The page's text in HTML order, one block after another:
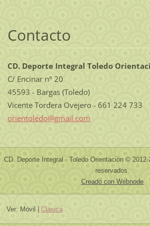
Contacto
CD. Deporte Integral Toledo
C/ Encinar nº 20
45593 - Bargas (Toledo)
Vicente Tordera Ovejero - 661 224 733
orientoledo@gmail.com
CD. Deporte Integral - Toledo Orientación ©
reservados.
Creado con Webnode
Ver: Móvil Clásica